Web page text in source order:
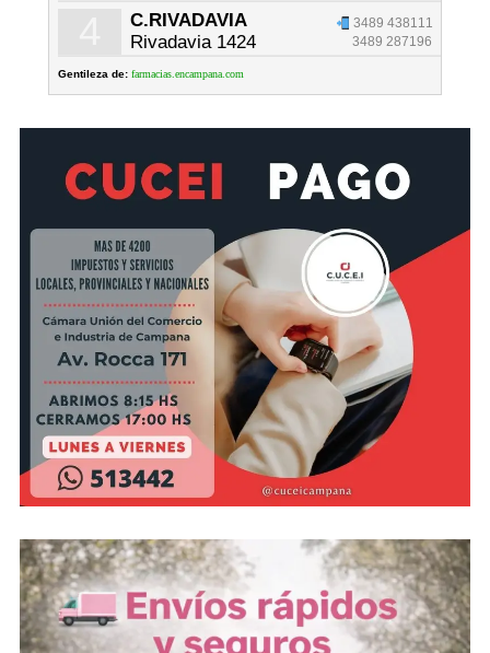
C.RIVADAVIA
Rivadavia 1424
3489 438111
3489 287196
Gentileza de: farmacias.encampana.com